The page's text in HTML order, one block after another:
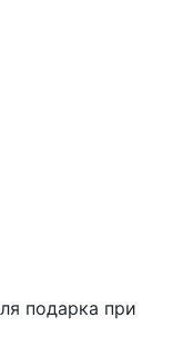
подарка при